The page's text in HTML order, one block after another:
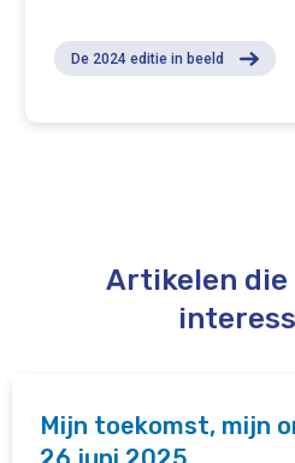
De 2024 editie in beeld
Artikelen
Mijn toekomst, mijn